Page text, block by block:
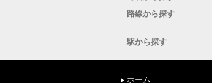
路線から探す
駅から探す
ホーム